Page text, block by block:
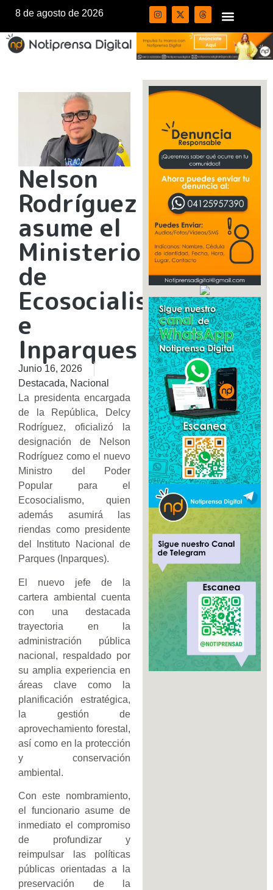
8 de agosto de 2026
Nelson
Rodríguez
asume el
Ministerio
de
Ecosocialismo
e
Inparques
Junio 16, 2026
Destacada, Nacional
La presidenta encargada
de la República, Delcy
Rodríguez, oficializó la
designación de Nelson
Rodríguez como el nuevo
Ministro del Poder
Popular para el
Ecosocialismo, quien
además asumirá las
riendas como presidente
del Instituto Nacional de
Parques (Inparques).
El nuevo jefe de la
cartera ambiental cuenta
con una destacada
trayectoria en la
administración pública
nacional, respaldado por
su amplia experiencia en
áreas clave como la
planificación estratégica,
la gestión de
aprovechamiento forestal,
así como en la protección
y conservación
ambiental.
Con este nombramiento,
el funcionario asume de
inmediato el compromiso
de profundizar y
reimpulsar las políticas
públicas orientadas a la
preservación de la